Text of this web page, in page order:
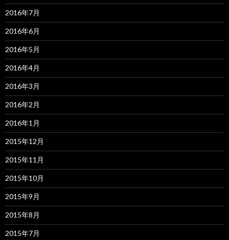
2016年7月
2016年6月
2016年5月
2016年4月
2016年3月
2016年2月
2016年1月
2015年12月
2015年11月
2015年10月
2015年9月
2015年8月
2015年7月